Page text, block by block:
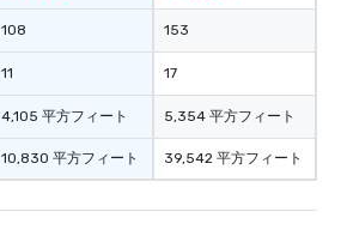
108
11
4,105 平方フィート
10,830 平方フィート
153
17
5,354 平方フィート
39,542 平方フィート